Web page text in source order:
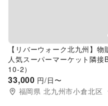
【リバーウォーク北九州】
人気スーパーマーケット隣
10-2）
33,000 円/日〜
福岡県 北九州市小倉北区